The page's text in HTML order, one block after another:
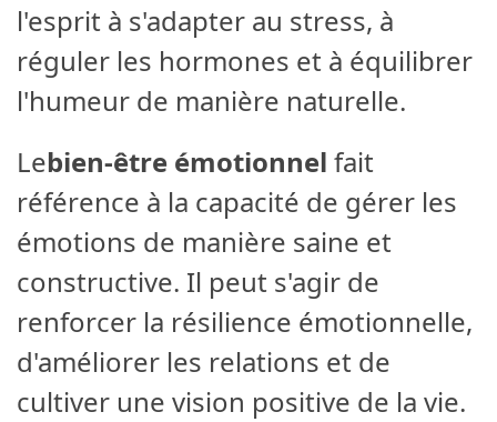
l'esprit à s'adapter au stress, à
réguler les hormones et à équilibrer
l'humeur de manière naturelle.
Lebien-être émotionnel fait
référence à la capacité de gérer les
émotions de manière saine et
constructive. Il peut s'agir de
renforcer la résilience émotionnelle,
d'améliorer les relations et de
cultiver une vision positive de la vie.